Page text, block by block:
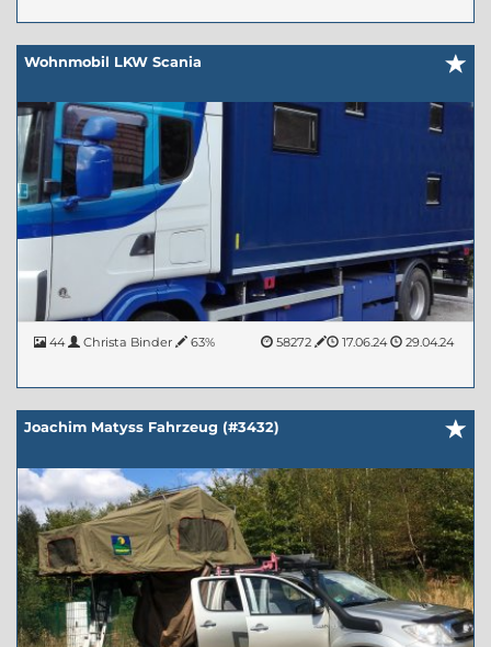
Wohnmobil LKW Scania
44 29.04.24
Christa Binder 17.06.24
63% 58272
Joachim Matyss Fahrzeug (#3432)